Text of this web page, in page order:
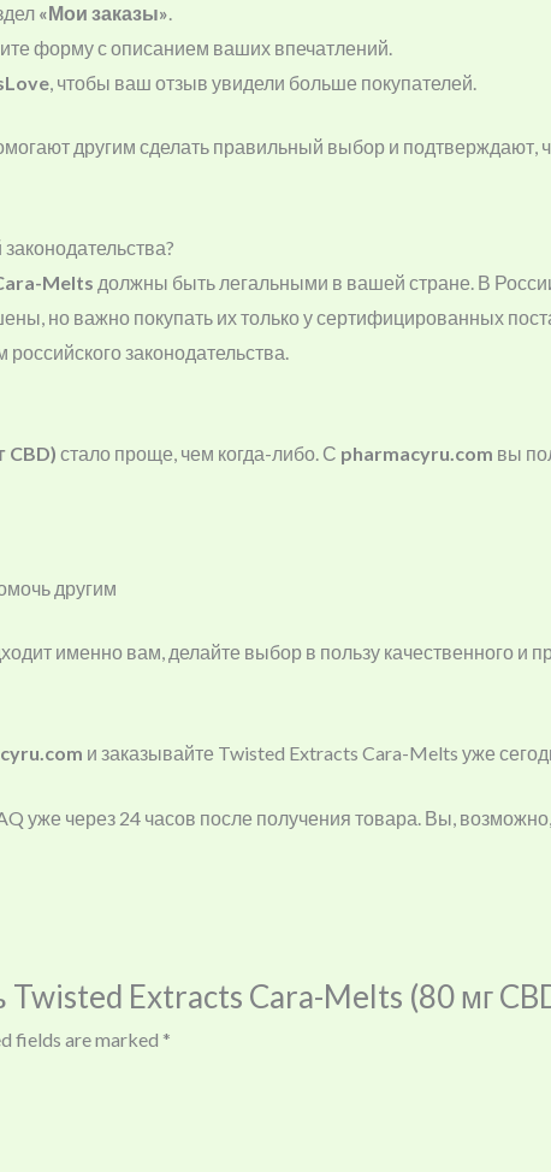
«Мои заказы».
форму с описанием ваших впечатлений.
, чтобы ваш отзыв увидели больше покупателей.
другим сделать правильный выбор и подтверждают,
Melts должны быть легальными в вашей стране. В
но важно покупать их только у сертифицированных
российского законодательства.
CBD) стало проще, чем когда-либо. С pharmacyru.com вы
другим
именно вам, делайте выбор в пользу качественного и
и заказывайте Twisted Extracts Cara-Melts уже
уже через 24 часов после получения товара. Вы,
Extracts Cara-Melts (80 мг
fields are marked *